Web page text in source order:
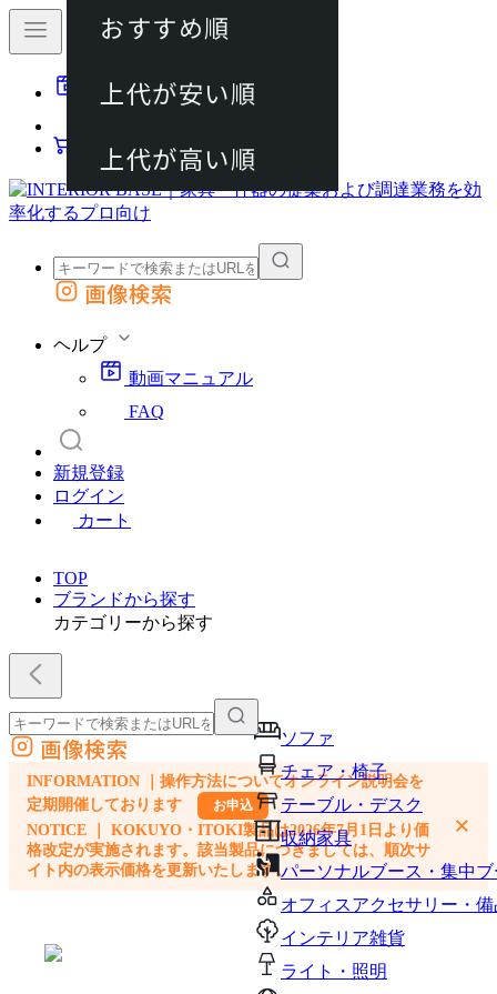
動画マニュアル
カート
外部サイトの商品をカートに追加
画像検索
ヘルプ
動画マニュアル
FAQ
新規登録
ログイン
カート
TOP
ブランドから探す
カテゴリーから探す
ソファ
チェア・椅子
テーブル・デスク
収納家具
パーソナルブース・集中
オフィスアクセサリー・備
インテリア雑貨
ライト・照明
外部サイトの商品をカートに追加
他のサイトで見つけた商品ページのURLを貼り付けて、カートに追加できます
画像検索
INFORMATION ｜操作方法についてオンライン説明会を
定期開催しております
お申込
NOTICE ｜ KOKUYO・ITOKI製品は2026年7月1日より価
格改定が実施されます。該当製品につきましては、順次サ
イト内の表示価格を更新いたします。
×
おすすめ順
上代が安い順
上代が高い順